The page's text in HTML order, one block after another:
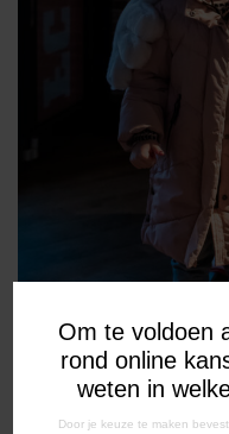
Om te voldoen
rond online
weten in
Door je keuze te maken